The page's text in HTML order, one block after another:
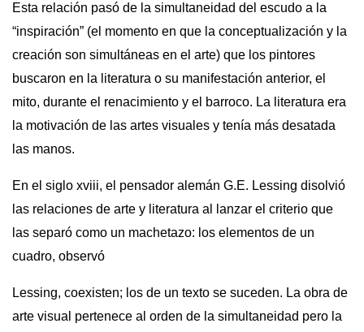
Esta relación pasó de la simultaneidad del escudo a la
“inspiración” (el momento en que la conceptualización y la
creación son simultáneas en el arte) que los pintores
buscaron en la literatura o su manifestación anterior, el
mito, durante el renacimiento y el barroco. La literatura era
la motivación de las artes visuales y tenía más desatada
las manos.
En el siglo xviii, el pensador alemán G.E. Lessing disolvió
las relaciones de arte y literatura al lanzar el criterio que
las separó como un machetazo: los elementos de un
cuadro, observó
Lessing, coexisten; los de un texto se suceden. La obra de
arte visual pertenece al orden de la simultaneidad pero la